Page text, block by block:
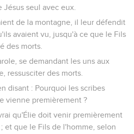
seul avec eux.
de la montagne, il leur défendit
avaient vu, jusqu'à ce que le Fils
des morts.
se demandant les uns aux
ressusciter des morts.
disant : Pourquoi les scribes
vienne premièrement ?
qu'Élie doit venir premièrement
et que le Fils de l'homme, selon